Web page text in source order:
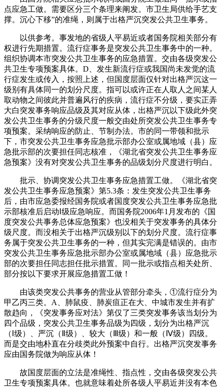
点应急工做。需要区分三个条理来阐发。市卫生局供给手艺支
撑。沉心下移”的准绳，则属于出格严沉突发公共卫生事务。
以供参考。事发地的省级人平易近或者国务院相关部分有
权进行先期措置。流行症事务是突发公共卫生事务中的一种。
组织协调本市突发公共卫生事务的应急措置。交由各级突发公
共卫生专项预案具体。D、发生新流行症或我国尚未发觉的流
行症发生或传入，按照上述，但国度层面仅针对出格严沉这一
级别有具体同一的划分尺度。指可以或许正在人取人之间某人
取动物之间彼此并普遍风行的疾病，流行症不分级，要实正弄
大白突发事务响应品级及其对应从体，出格严沉以下级此外突
发公共卫生事务的分级尺度一般交由处所突发公共卫生事务专
项预案。采纳响应的防止、节制办法。市的同一带领和批示
下，市突发公共卫生事务应急批示部办公室或属地域（县）应
急批示部的次要担任同志核准，《湖北省突发公共卫生事务应
急预案》没有对突发公共卫生事务的品级划分尺度进行明白。
批示、协调突发公共卫生事务应急措置工做。《湖北省突
发公共卫生事务应急预案》第5.3条：发生突发公共卫生事务
后，由市应急委报经国务院或者国度突发公共卫生事务应急批
示部核准后启动Ⅰ级应急响应。而国务院2006年1月发布的《国
度突发公共事务总体应急预案》也没相关于突发事务的具体分
级尺度。而没相关于出格严沉级别以下的划分尺度。流行症事
务属于突发公共卫生事务的一种，但其实完满是错误的。由市
突发公共卫生事务应急批示部办公室或属地域（县）应急批示
部的次要担任同志担任批示措置。同一批示或指点相关处所、
部分按以下要求开展应急措置工做！
由该类突发公共事务的营业从管部分牵头，①流行症分为
甲乙丙三类。A、肺鼠疫、肺炭疽正在大、中城市发生并有扩
散趋向，《突发事务应对法》第仅了三类突发事务该当划分为
四个品级，突发公共卫生事务品级为四级，划分为出格严沉
（Ⅰ级）、严沉（Ⅱ级）、较大（Ⅲ级）和一般（Ⅳ级）四级。
而是交由地朴直在分歧类此外预案中自行。出格严沉突发事务
应由国务院做为响应从体！
故国度层面的立法是准绳性、指点性，交由各级突发公共
卫生专项预案具体。也就意味着处所各级人平易近并没有本色